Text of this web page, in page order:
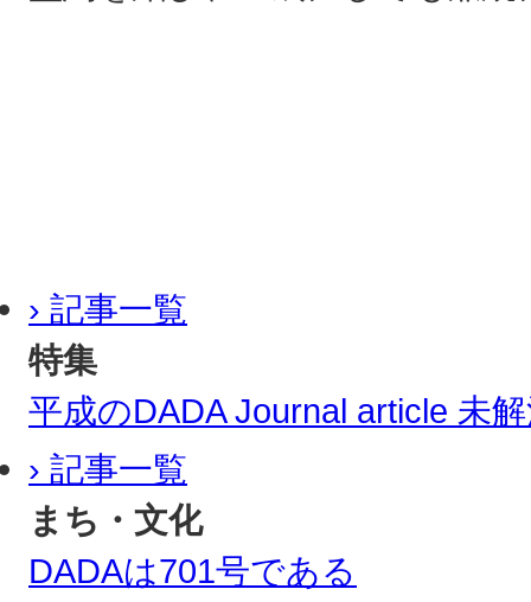
› 記事一覧
特集
平成のDADA Journal article 未
› 記事一覧
まち・文化
DADAは701号である